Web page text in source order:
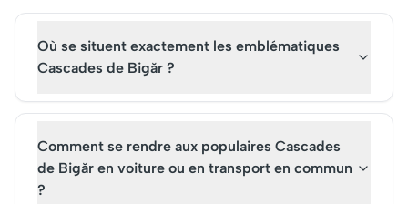
ses légendes liées à Dracula.
Vous aussi, réservez vos
inoubliable dans cet univers
inestimable, en font
et d'art.
Où se situent exactement les emblématiques
Cascades de Bigăr ?
Comment se rendre aux populaires Cascades
de Bigăr en voiture ou en transport en commun
?